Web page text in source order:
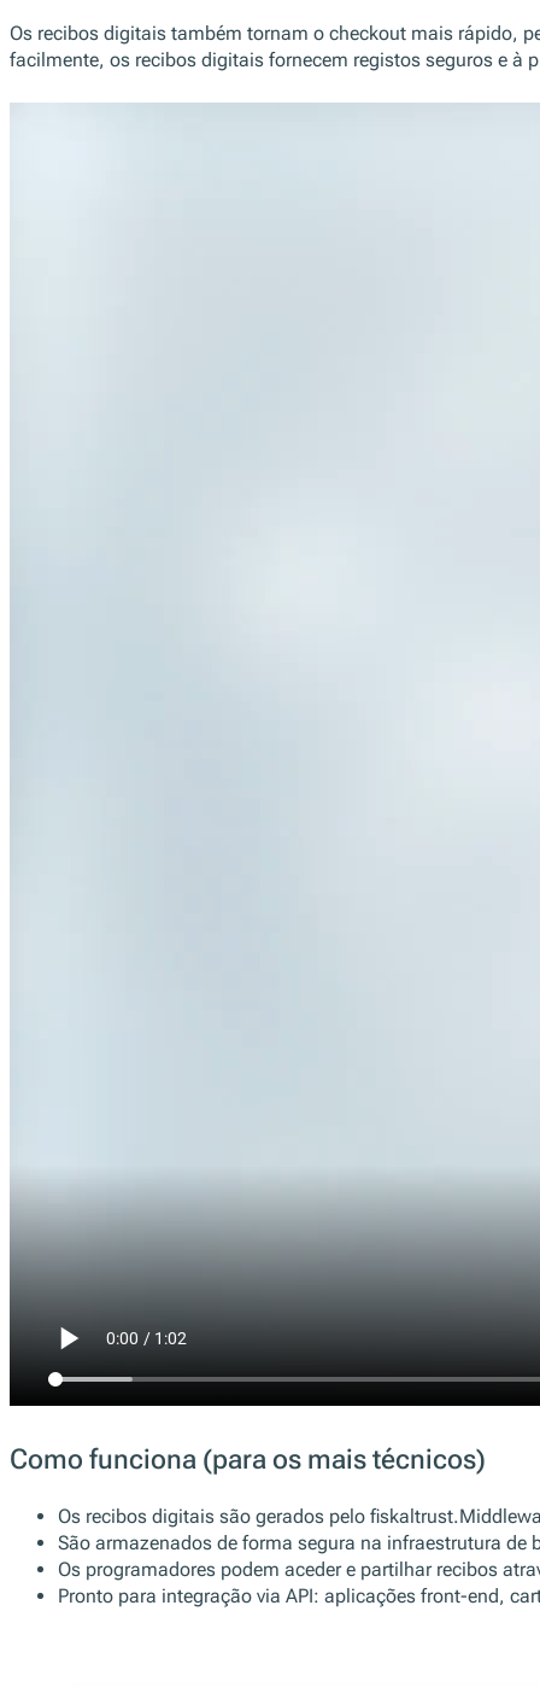
Os recibos digitais também tornam o checkout mais rápido,
facilmente, os recibos digitais fornecem registos seguros e
Como funciona (para os mais técnicos)
Os recibos digitais são gerados pelo
São armazenados de forma segura na infraestrutura
Os programadores podem aceder e partilhar recibos
Pronto para integração via API: aplicações front-end,